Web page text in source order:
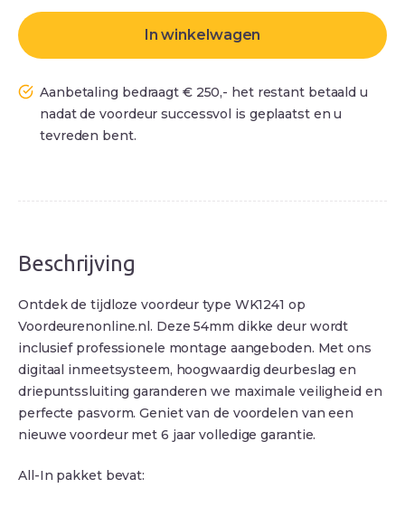
In winkelwagen
Aanbetaling bedraagt € 250,- het restant betaald u
nadat de voordeur successvol is geplaatst en u
tevreden bent.
Beschrijving
Ontdek de tijdloze voordeur type WK1241 op
Voordeurenonline.nl. Deze 54mm dikke deur wordt
inclusief professionele montage aangeboden. Met ons
digitaal inmeetsysteem, hoogwaardig deurbeslag en
driepuntssluiting garanderen we maximale veiligheid en
perfecte pasvorm. Geniet van de voordelen van een
nieuwe voordeur met 6 jaar volledige garantie.
All-In pakket bevat: